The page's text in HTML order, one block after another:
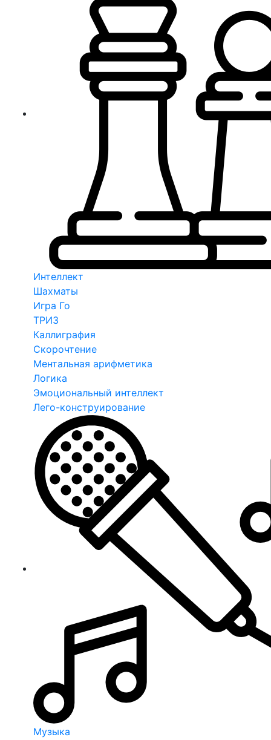
Интеллект
Шахматы
Игра Го
ТРИЗ
Каллиграфия
Скорочтение
Ментальная арифметика
Логика
Эмоциональный интеллект
Лего-конструирование
Музыка